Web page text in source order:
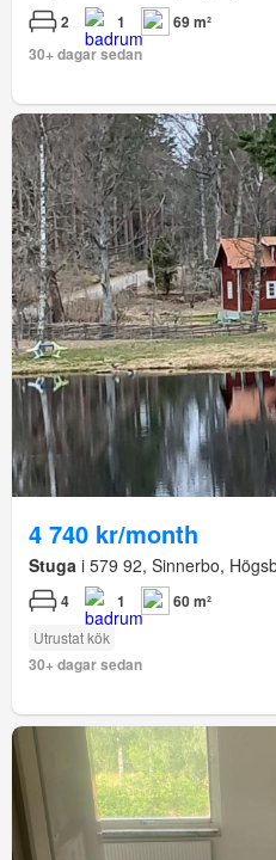
2 1
69 m²
30+ dagar sedan
4 740 kr/month
Stuga i 579 92, Sinnerbo,
4 1 60 m²
Utrustat kök
30+ dagar sedan